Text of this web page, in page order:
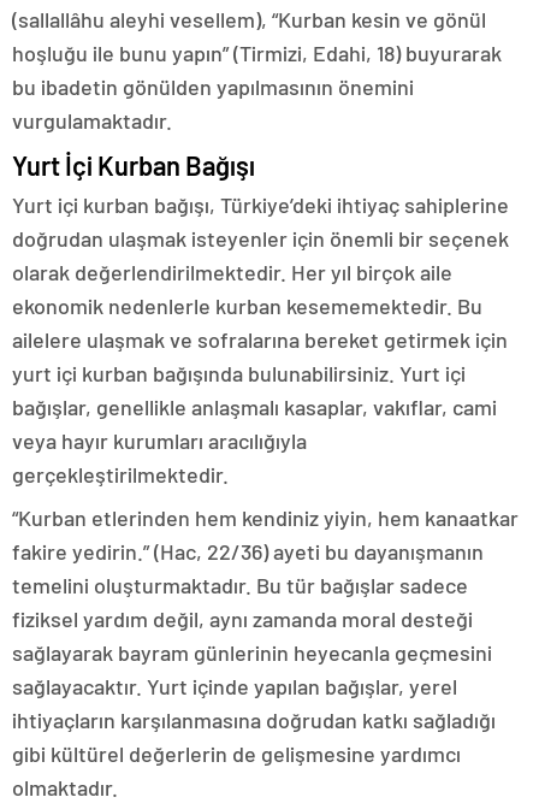
(sallallâhu aleyhi vesellem), “Kurban kesin ve gönül
hoşluğu ile bunu yapın” (Tirmizi, Edahi, 18) buyurarak
bu ibadetin gönülden yapılmasının önemini
vurgulamaktadır.
Yurt İçi Kurban Bağışı
Yurt içi kurban bağışı, Türkiye’deki ihtiyaç sahiplerine
doğrudan ulaşmak isteyenler için önemli bir seçenek
olarak değerlendirilmektedir. Her yıl birçok aile
ekonomik nedenlerle kurban kesememektedir. Bu
ailelere ulaşmak ve sofralarına bereket getirmek için
yurt içi kurban bağışında bulunabilirsiniz. Yurt içi
bağışlar, genellikle anlaşmalı kasaplar, vakıflar, cami
veya hayır kurumları aracılığıyla
gerçekleştirilmektedir.
“Kurban etlerinden hem kendiniz yiyin, hem kanaatkar
fakire yedirin.” (Hac, 22/36) ayeti bu dayanışmanın
temelini oluşturmaktadır. Bu tür bağışlar sadece
fiziksel yardım değil, aynı zamanda moral desteği
sağlayarak bayram günlerinin heyecanla geçmesini
sağlayacaktır. Yurt içinde yapılan bağışlar, yerel
ihtiyaçların karşılanmasına doğrudan katkı sağladığı
gibi kültürel değerlerin de gelişmesine yardımcı
olmaktadır.